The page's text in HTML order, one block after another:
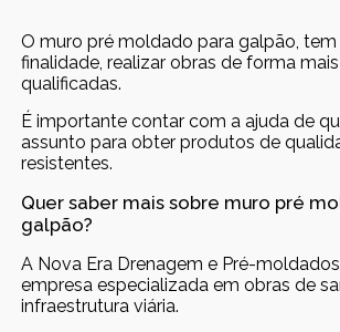
O muro pré moldado para galpão,
finalidade, realizar obras de forma
qualificadas.
É importante contar com a ajuda de
assunto para obter produtos de
resistentes.
Quer saber mais sobre muro pré
galpão?
A Nova Era Drenagem e Pré-
empresa especializada em obras de
infraestrutura viária.